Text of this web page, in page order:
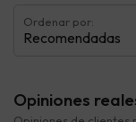
Ordenar por:
Recomendadas
Opiniones